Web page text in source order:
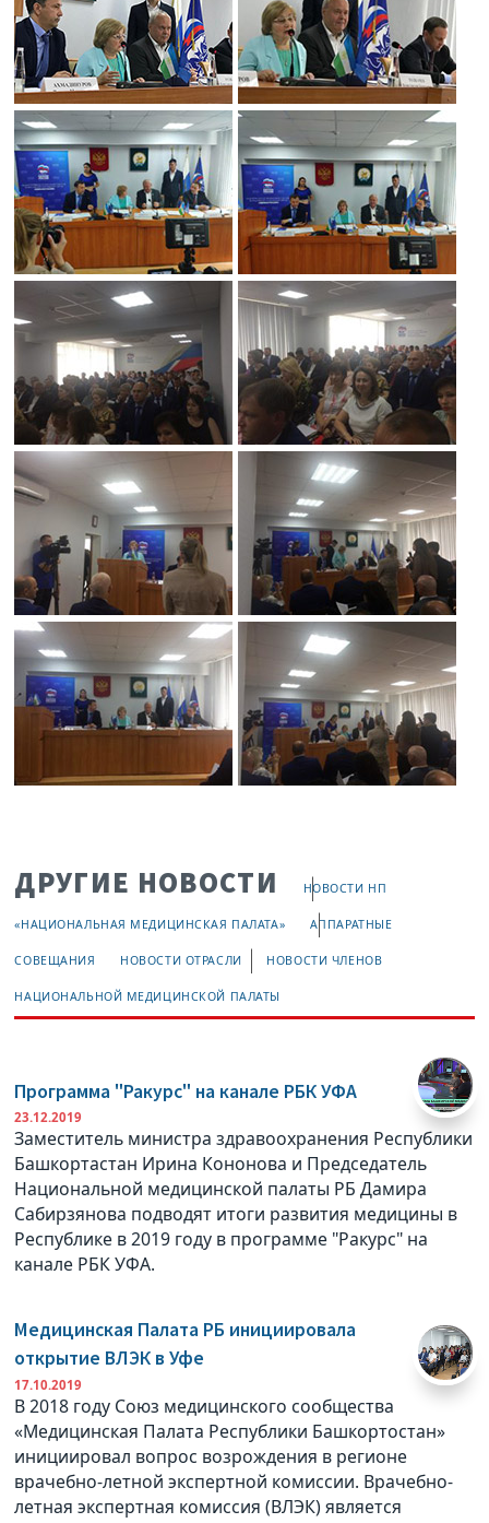
ДРУГИЕ НОВОСТИ НОВОСТИ НП
«НАЦИОНАЛЬНАЯ МЕДИЦИНСКАЯ ПАЛАТА» АППАРАТНЫЕ
СОВЕЩАНИЯ НОВОСТИ ОТРАСЛИ НОВОСТИ ЧЛЕНОВ
НАЦИОНАЛЬНОЙ МЕДИЦИНСКОЙ ПАЛАТЫ
Программа "Ракурс" на канале РБК УФА
23.12.2019
Заместитель министра здравоохранения Республики
Башкортастан Ирина Кононова и Председатель
Национальной медицинской палаты РБ Дамира
Сабирзянова подводят итоги развития медицины в
Республике в 2019 году в программе "Ракурс" на
канале РБК УФА.
Медицинская Палата РБ инициировала
открытие ВЛЭК в Уфе
17.10.2019
В 2018 году Союз медицинского сообщества
«Медицинская Палата Республики Башкортостан»
инициировал вопрос возрождения в регионе
врачебно-летной экспертной комиссии. Врачебно-
летная экспертная комиссия (ВЛЭК) является